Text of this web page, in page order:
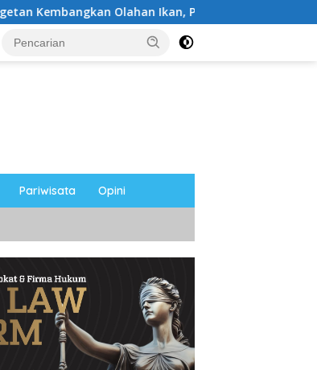
Olahan Ikan, Perkuat Budaya Gemar Makan Ikan
Pariwisata Opini